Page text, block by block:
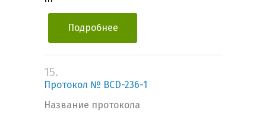
Подробнее
15.
Протокол № BCD-236-1
Название протокола